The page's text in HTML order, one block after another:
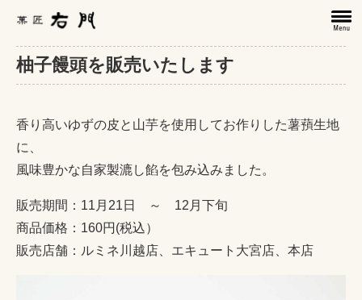
柚子饅頭を販売いたします
香り高いゆずの皮と山芋を使用してお作りした薯蕷生地
に、
風味豊かな自家製漉し餡を包み込みました。
販売期間：11月21日 ～ 12月下旬
商品価格：160円(税込）
販売店舗：ルミネ川越店、エキュート大宮店、本店